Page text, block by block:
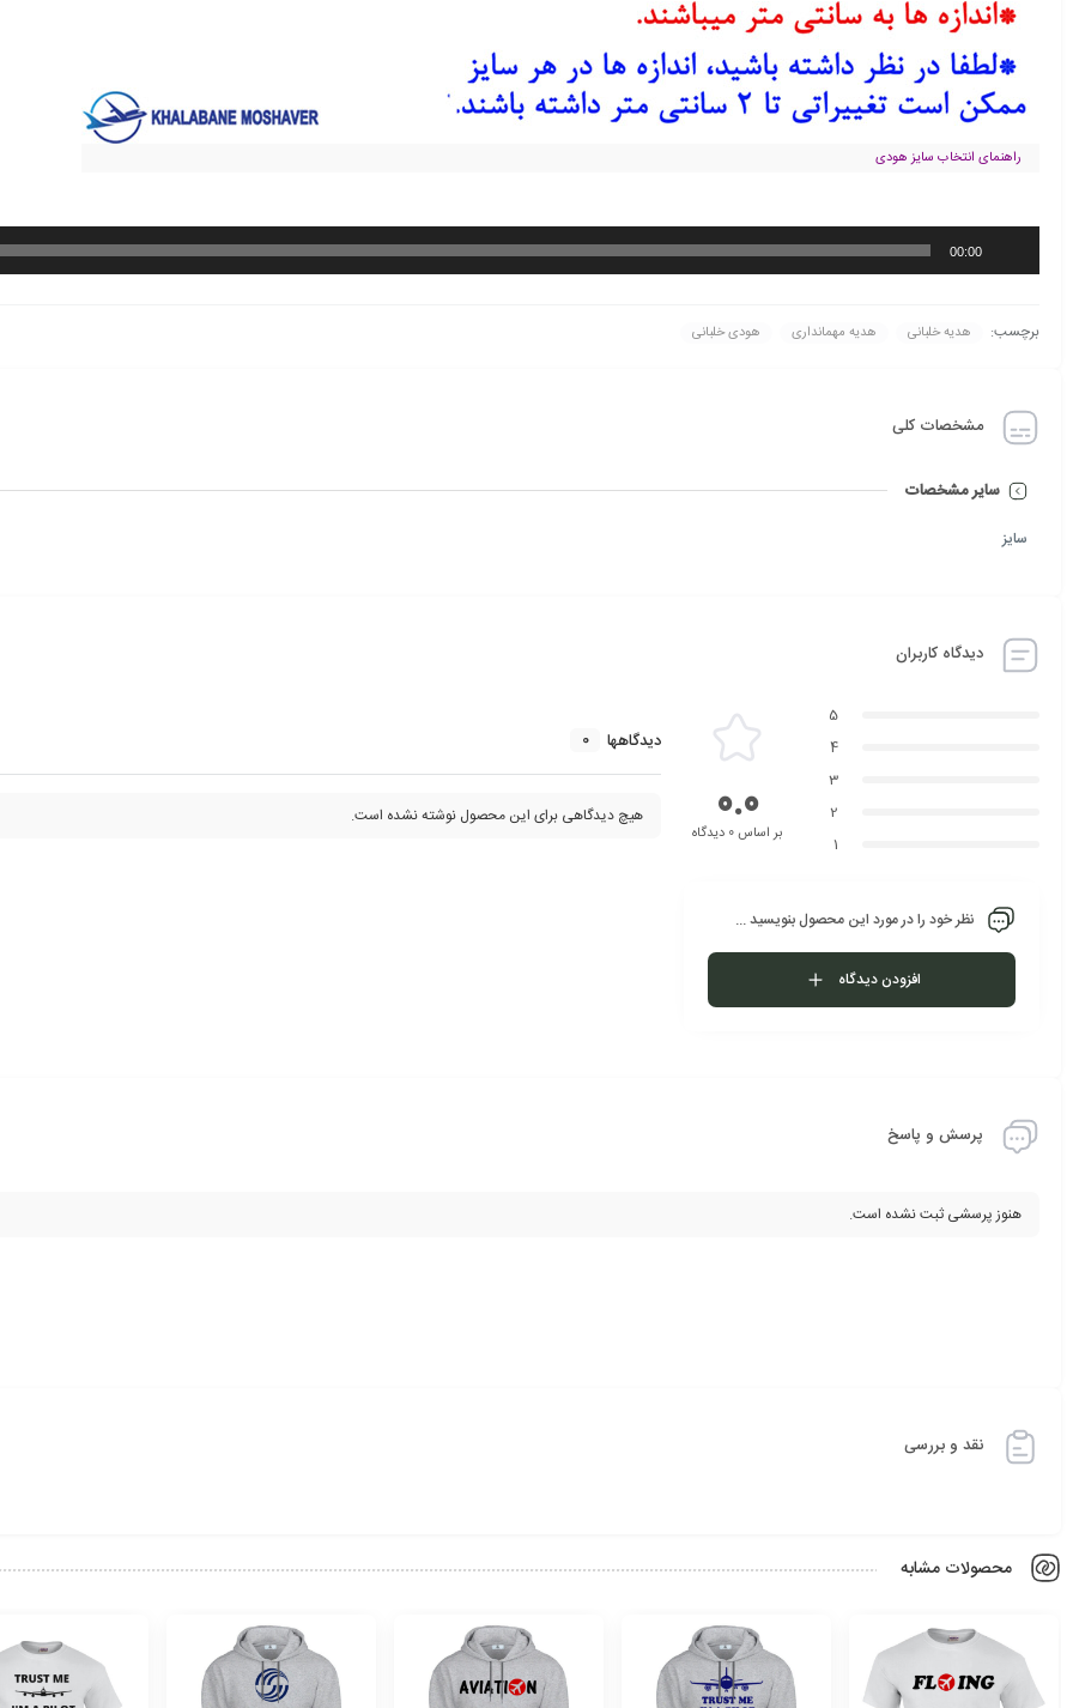
راهنمای انتخاب سایز هودی
00:00
برچسب: هدیه خلبانی هدیه مهمانداری هودی خلبانی
مشخصات کلی
سایر مشخصات
سایز
دیدگاه کاربران
دیدگاهها 0
هیچ دیدگاهی برای این محصول نوشته نشده است.
5
4
3
2
1
0.0بر اساس 0 دیدگاه
نظر خود را در مورد این محصول بنویسید ...
افزودن دیدگاه
پرسش و پاسخ
هنوز پرسشی ثبت نشده است.
نقد و بررسی
محصولات مشابه